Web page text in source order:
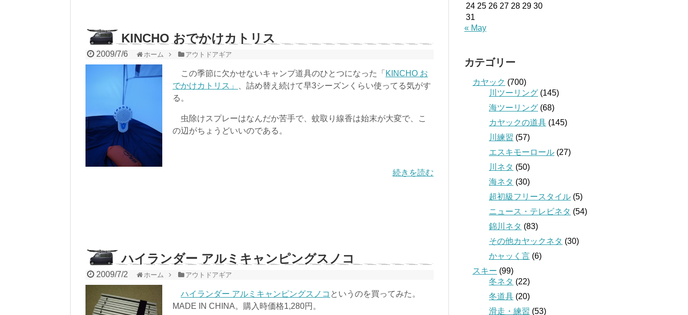
KINCHO おでかけカトリス
2009/7/6 ホーム アウトドアギア
この季節に欠かせないキャンプ道具のひとつになった「 KINCHO お
でかけカトリス」
、詰め替え続けて早3シーズンくらい使ってる気がす
る。
虫除けスプレーはなんだか苦手で、蚊取り線香は始末が大変で、こ
の辺がちょうどいいのである。
続きを読む
ハイランダー アルミキャンピングスノコ
2009/7/2 ホーム アウトドアギア
ハイランダー アルミキャンピングスノコ というのを買ってみた。
MADE IN CHINA。購入時価格1,280円。
24 25 26 27 28 29 30
31
« May
カテゴリー
カヤック (700)
川ツーリング (145)
海ツーリング (68)
カヤックの道具 (145)
川練習 (57)
エスキモーロール (27)
川ネタ (50)
海ネタ (30)
超初級フリースタイル (5)
ニュース・テレビネタ (54)
錦川ネタ (83)
その他カヤックネタ (30)
かャッく言 (6)
スキー (99)
冬ネタ (22)
冬道具 (20)
滑走・練習 (53)